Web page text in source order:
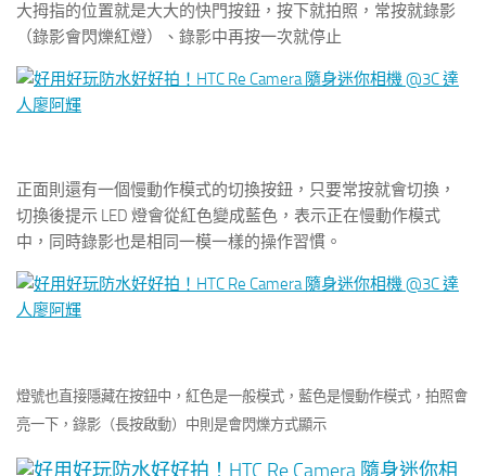
大拇指的位置就是大大的快門按鈕，按下就拍照，常按就錄影
（錄影會閃爍紅燈）、錄影中再按一次就停止
正面則還有一個慢動作模式的切換按鈕，只要常按就會切換，
切換後提示 LED 燈會從紅色變成藍色，表示正在慢動作模式
中，同時錄影也是相同一模一樣的操作習慣。
燈號也直接隱藏在按鈕中，紅色是一般模式，藍色是慢動作模式，拍照會
亮一下，錄影（長按啟動）中則是會閃爍方式顯示